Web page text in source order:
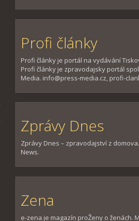
Profi články
Profi články je portál na vydávání
Profi články je zpravodajsky portál
Media. info@press-media.cz, profi-
Zprávy Dnes
Zprávy Dnes – zpravodajství z
News.
Zena
e-zena je magazín proŽeny o ženách.